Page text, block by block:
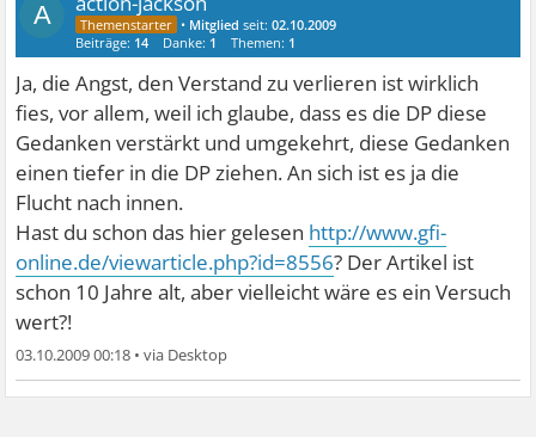
A • Mitglied seit:02.10.2009
Beiträge: 14 Danke: 1 Themen: 1
Ja, die Angst, den Verstand zu verlieren ist wirklich
fies, vor allem, weil ich glaube, dass es die DP diese
Gedanken verstärkt und umgekehrt, diese Gedanken
einen tiefer in die DP ziehen. An sich ist es ja die
Flucht nach innen.
Hast du schon das hier gelesen http://www.gfi-
online.de/viewarticle.php?id=8556? Der Artikel ist
schon 10 Jahre alt, aber vielleicht wäre es ein Versuch
wert?!
03.10.2009 00:18 •